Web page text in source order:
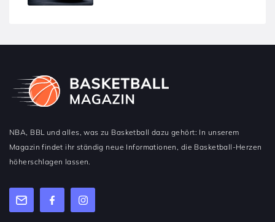
NBA, BBL und alles, was zu Basketball dazu gehört: In unserem
Magazin findet ihr ständig neue Informationen, die Basketball-Herzen
höherschlagen lassen.